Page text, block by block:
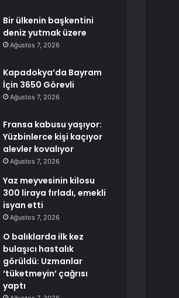
Bir ülkenin başkentini
deniz yutmak üzere
Ağustos 7, 2026
Kapadokya’da Bayram
İçin 3650 Görevli
Ağustos 7, 2026
Fransa kabusu yaşıyor:
Yüzbinlerce kişi kaçıyor
alevler kovalıyor
Ağustos 7, 2026
Yaz meyvesinin kilosu
300 liraya fırladı, emekli
isyan etti
Ağustos 7, 2026
O balıklarda ilk kez
bulaşıcı hastalık
görüldü: Uzmanlar
‘tüketmeyin’ çağrısı
yaptı